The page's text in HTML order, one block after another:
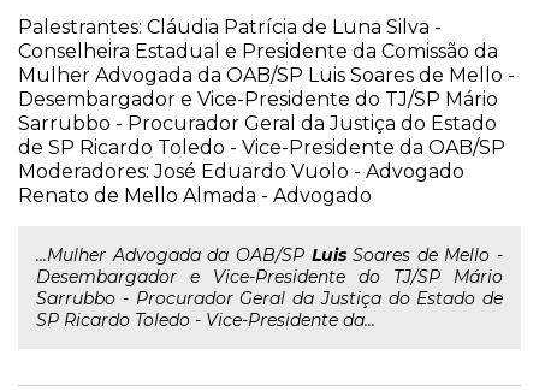
Palestrantes: Cláudia Patrícia de Luna Silva -
Conselheira Estadual e Presidente da Comissão da
Mulher Advogada da OAB/SP Luis Soares de Mello -
Desembargador e Vice-Presidente do TJ/SP Mário
Sarrubbo - Procurador Geral da Justiça do Estado
de SP Ricardo Toledo - Vice-Presidente da OAB/SP
Moderadores: José Eduardo Vuolo - Advogado
Renato de Mello Almada - Advogado
...Mulher Advogada da OAB/SP LuisSoares de Mello -
Desembargador e Vice-Presidente do TJ/SP Mário
Sarrubbo - Procurador Geral da Justiça do Estado de
SP Ricardo Toledo - Vice-Presidente da...